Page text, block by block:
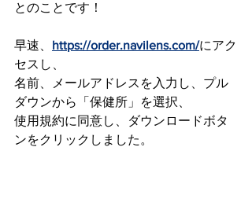
とのことです！
早速、 https://order.navilens.com/にアク
セスし、
名前、メールアドレスを入力し、プル
ダウンから「保健所」を選択、
使用規約に同意し、ダウンロードボタ
ンをクリックしました。